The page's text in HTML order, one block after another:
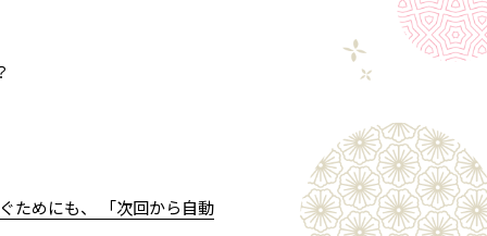
ためにも、 「次回から自動